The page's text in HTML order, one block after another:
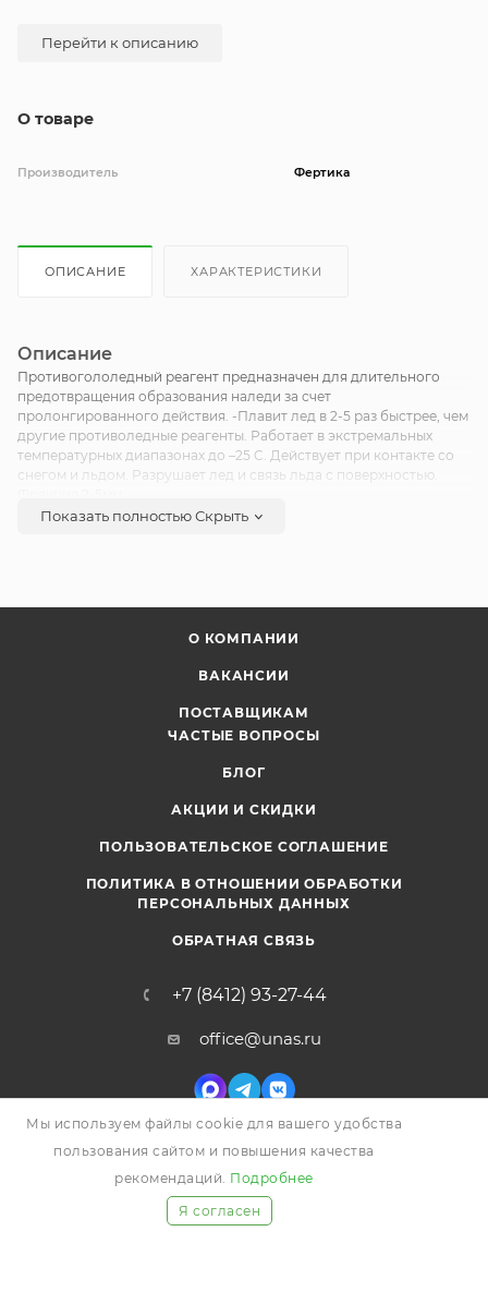
Фракция 2-5мм.
Перейти к описанию
О товаре
Производитель Фертика
ОПИСАНИЕ ХАРАКТЕРИСТИКИ
Описание
Противогололедный реагент предназначен для длительного
предотвращения образования наледи за счет
пролонгированного действия. -Плавит лед в 2-5 раз быстрее, чем
другие противоледные реагенты. Работает в экстремальных
температурных диапазонах до –25 C. Действует при контакте со
снегом и льдом. Разрушает лед и связь льда с поверхностью.
Показать полностьюСкрыть
О КОМПАНИИ
ВАКАНСИИ
ПОСТАВЩИКАМ
ЧАСТЫЕ ВОПРОСЫ
БЛОГ
АКЦИИ И СКИДКИ
ПОЛЬЗОВАТЕЛЬСКОЕ СОГЛАШЕНИЕ
ПОЛИТИКА В ОТНОШЕНИИ ОБРАБОТКИ
ПЕРСОНАЛЬНЫХ ДАННЫХ
ОБРАТНАЯ СВЯЗЬ
+7 (8412) 93-27-44
office@unas.ru
г. Пенза ул. Перспективная 9
Мы используем файлы cookie для вашего удобства
пользования сайтом и повышения качества
рекомендаций. Подробнее
Я согласен